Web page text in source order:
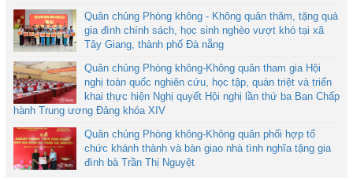
Quân chủng Phòng không - Không quân thăm, tặng quà
gia đình chính sách, học sinh nghèo vượt khó tại xã
Tây Giang, thành phố Đà nẵng
Quân chủng Phòng không-Không quân tham gia Hội
nghị toàn quốc nghiên cứu, học tập, quán triệt và triển
khai thực hiện Nghị quyết Hội nghị lần thứ ba Ban Chấp
hành Trung ương Đảng khóa XIV
Quân chủng Phòng không-Không quân phối hợp tổ
chức khánh thành và bàn giao nhà tình nghĩa tặng gia
đình bà Trần Thị Nguyệt